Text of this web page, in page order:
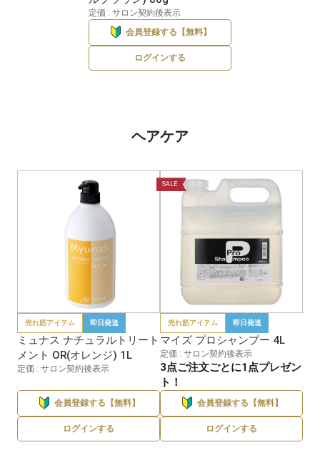
定価 : サロン契約後表示
会員登録する【無料】
ログインする
ヘアケア
売れ筋アイテム 即日発送
ミュナス ナチュラルトリート
メント OR(オレンジ) 1L
定価 : サロン契約後表示
会員登録する【無料】
ログインする
SALE
売れ筋アイテム 即日発送
マイズ プロシャンプー 4L
定価 : サロン契約後表示
3点ご注文ごとに1点プレゼン
ト！
会員登録する【無料】
ログインする